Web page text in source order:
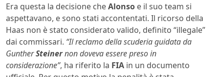
Era questa la decisione cheAlonso e il suo team si
aspettavano, e sono stati accontentati. Il ricorso della
Haas non è stato considerato valido, definito “illegale”
dai commissari. “Il reclamo della scuderia guidata da
GuntherSteinernon doveva essere preso in
considerazione”, ha riferito la FIA in un documento